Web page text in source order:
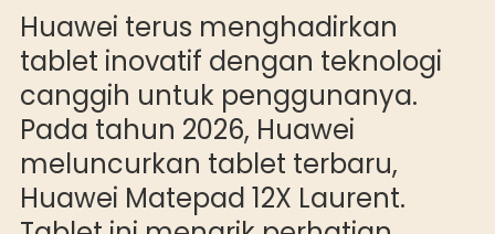
Huawei terus menghadirkan
tablet inovatif dengan teknologi
canggih untuk penggunanya.
Pada tahun 2026, Huawei
meluncurkan tablet terbaru,
Huawei Matepad 12X Laurent.